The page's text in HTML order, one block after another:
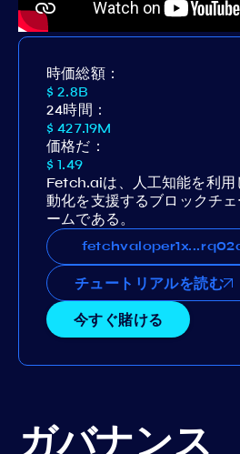
時価総額：
$ 2.8B
24時間：
$ 427.19M
価格だ：
$ 1.49
Fetch.aiは、人工知能を利用
動化を支援するブロックチ
ームである。
...
チュートリアルを読む
今すぐ賭ける
ガバナンス